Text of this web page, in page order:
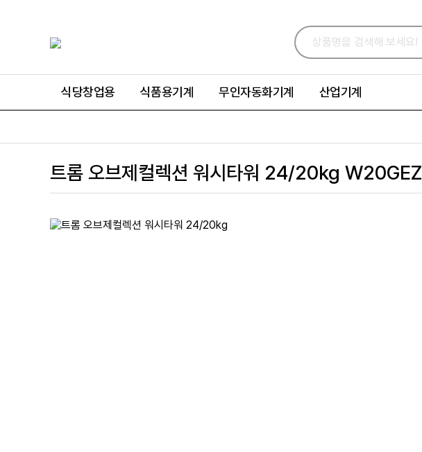
식당창업용 식품용기계 무인자동화기계 산업기계
트롬 오브제컬렉션 워시타워 24/20kg W20GEZ